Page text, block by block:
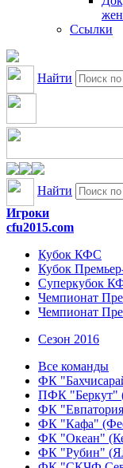
Ссылки
Найти
Найти
Игроки
cfu2015.com
Кубок КФС
Кубок
Суперкубок
Чемпионат
Чемпионат
Сезон 2016
Все команды
ФК
ПФК "Беркут"
ФК
ФК "Кафа"
ФК "Океан"
ФК "Рубин"